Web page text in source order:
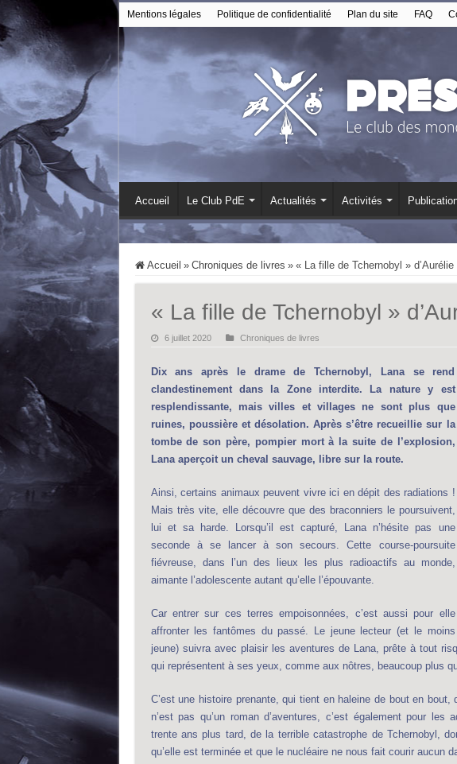
Mentions légales Politique de confidentialité Plan du site FAQ
Accueil Le Club PdE Actualités Activités
Accueil » Chroniques de livres » « La fille de Tchernobyl »
« La fille de Tchernobyl »
6 juillet 2020 Chroniques de livres
Dix ans après le drame de Tchernobyl, Lana se rend
clandestinement dans la Zone interdite. La nature y est
resplendissante, mais villes et villages ne sont plus que
ruines, poussière et désolation. Après s’être recueillie sur la
tombe de son père, pompier mort à la suite de l’explosion,
Lana aperçoit un cheval sauvage, libre sur la route.
Ainsi, certains animaux peuvent vivre ici en dépit des radiations !
Mais très vite, elle découvre que des braconniers le poursuivent,
lui et sa harde. Lorsqu’il est capturé, Lana n’hésite pas une
seconde à se lancer à son secours. Cette course-poursuite
fiévreuse, dans l’un des lieux les plus radioactifs au monde,
aimante l’adolescente autant qu’elle l’épouvante.
Car entrer sur ces terres empoisonnées, c’est aussi pour elle
affronter les fantômes du passé. Le jeune lecteur (et le moins
jeune) suivra avec plaisir les aventures de Lana, prête à tout
qui représentent à ses yeux, comme aux nôtres, beaucoup plus
C’est une histoire prenante, qui tient en haleine de bout en
n’est pas qu’un roman d’aventures, c’est également pour les
trente ans plus tard, de la terrible catastrophe de Tchernobyl,
qu’elle est terminée et que le nucléaire ne nous fait courir aucun